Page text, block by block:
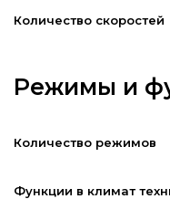
Количество скоростей
Режимы и
Количество режимов
Функции в климат